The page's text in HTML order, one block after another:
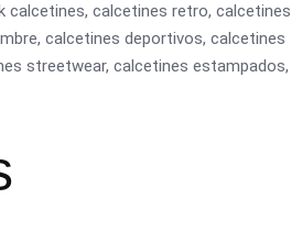
calcetines, calcetines retro, calcetines
calcetines deportivos, calcetines
streetwear, calcetines estampados,